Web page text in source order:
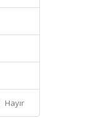
Hayır